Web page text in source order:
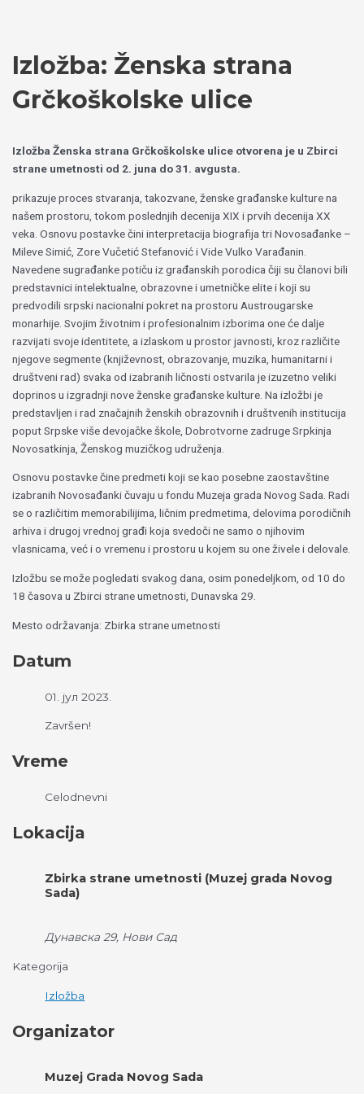
Izložba: Ženska strana
Grčkoškolske ulice
Izložba Ženska strana Grčkoškolske ulice otvorena je u Zbirci
strane umetnosti od 2. juna do 31. avgusta.
prikazuje proces stvaranja, takozvane, ženske građanske kulture na
našem prostoru, tokom poslednjih decenija XIX i prvih decenija XX
veka. Osnovu postavke čini interpretacija biografija tri Novosađanke –
Mileve Simić, Zore Vučetić Stefanović i Vide Vulko Varađanin.
Navedene sugrađanke potiču iz građanskih porodica čiji su članovi bili
predstavnici intelektualne, obrazovne i umetničke elite i koji su
predvodili srpski nacionalni pokret na prostoru Austrougarske
monarhije. Svojim životnim i profesionalnim izborima one će dalje
razvijati svoje identitete, a izlaskom u prostor javnosti, kroz različite
njegove segmente (književnost, obrazovanje, muzika, humanitarni i
društveni rad) svaka od izabranih ličnosti ostvarila je izuzetno veliki
doprinos u izgradnji nove ženske građanske kulture. Na izložbi je
predstavljen i rad značajnih ženskih obrazovnih i društvenih institucija
poput Srpske više devojačke škole, Dobrotvorne zadruge Srpkinja
Novosatkinja, Ženskog muzičkog udruženja.
Osnovu postavke čine predmeti koji se kao posebne zaostavštine
izabranih Novosađanki čuvaju u fondu Muzeja grada Novog Sada. Radi
se o različitim memorabilijima, ličnim predmetima, delovima porodičnih
arhiva i drugoj vrednoj građi koja svedoči ne samo o njihovim
vlasnicama, već i o vremenu i prostoru u kojem su one živele i delovale.
Izložbu se može pogledati svakog dana, osim ponedeljkom, od 10 do
18 časova u Zbirci strane umetnosti, Dunavska 29.
Mesto održavanja: Zbirka strane umetnosti
Datum
01. јул 2023.
Završen!
Vreme
Celodnevni
Lokacija
Zbirka strane umetnosti (Muzej grada Novog
Sada)
Дунавска 29, Нови Сад
Kategorija
Izložba
Organizator
Muzej Grada Novog Sada